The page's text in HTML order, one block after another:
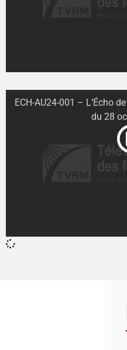
ECH-AU24-001 – L’Écho
du 28